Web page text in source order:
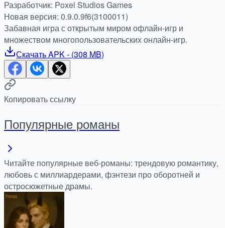
Разработчик: Poxel Studios Games
Новая версия: 0.9.0.9f6(3100011)
Забавная игра с открытым миром офлайн-игр и
множеством многопользовательских онлайн-игр.
СкачатьAPK- (308 MB)
Копировать ссылку
Популярные романы
Читайте популярные веб-романы: трендовую романтику,
любовь с миллиардерами, фэнтези про оборотней и
остросюжетные драмы.